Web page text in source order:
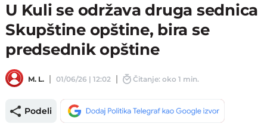
U Kuli se održava druga sednica
Skupštine opštine, bira se
predsednik opštine
M. L. 01/06/26 | 12:02 Čitanje: oko 1 min.
Podeli